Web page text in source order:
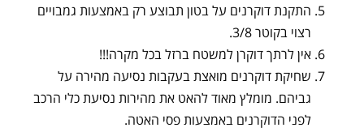
התקנת דוקרנים על בטון תבוצע רק באמצעות גמבויים
רצוי בקוטר 3/8.
אין לרתך דוקרן למשטח ברזל בכל מקרה!!!
שחיקת דוקרנים מואצת בעקבות נסיעה מהירה על
גביהם. מומלץ מאוד להאט את מהירות נסיעת כלי הרכב
לפני הדוקרנים באמצעות פסי האטה.